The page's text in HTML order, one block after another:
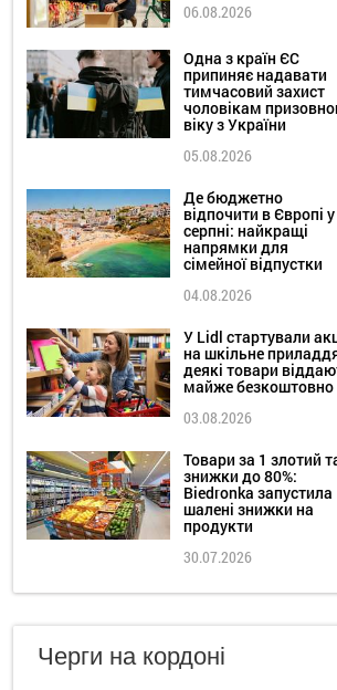
06.08.2026
Одна з країн ЄС
припиняє надавати
тимчасовий захист
чоловікам
віку з України
05.08.2026
Де бюджетно
відпочити в Європі у
серпні: найкращі
напрямки для
сімейної відпустки
04.08.2026
У Lidl стартували
на шкільне
деякі товари
майже безкоштовно
03.08.2026
Товари за 1 злотий
знижки до 80%:
Biedronka запустила
шалені знижки на
продукти
30.07.2026
Черги на кордоні